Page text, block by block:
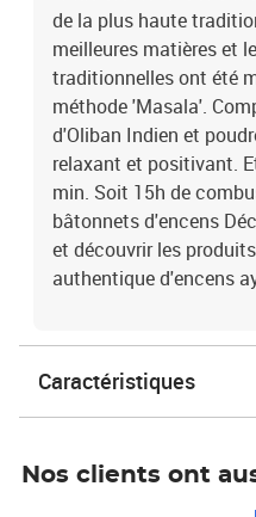
de la plus haute
meilleures matières et
traditionnelles ont été
méthode 'Masala'.
d'Oliban Indien et
relaxant et positivant.
min. Soit 15h de
bâtonnets d'encens
et découvrir les
authentique d'encens
Caractéristiques
Nos clients ont